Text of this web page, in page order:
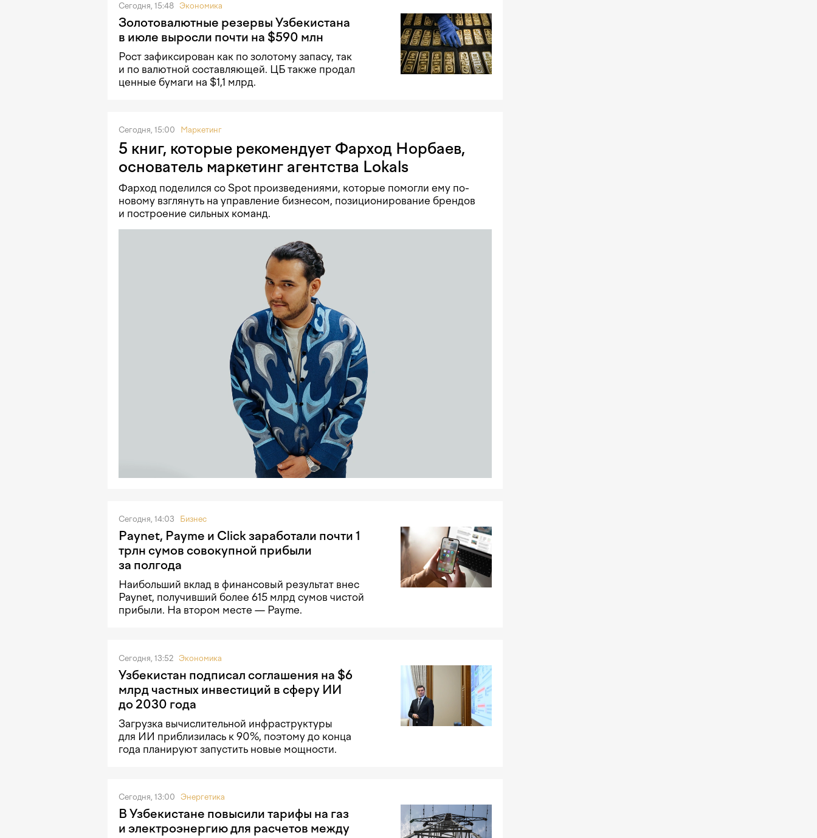
Сегодня, 15:48 Экономика
Золотовалютные резервы Узбекистана
в июле выросли почти на $590 млн
Рост зафиксирован как по золотому запасу, так
и по валютной составляющей. ЦБ также продал
ценные бумаги на $1,1 млрд.
Сегодня, 15:00 Маркетинг
5 книг, которые рекомендует Фарход Норбаев,
основатель маркетинг агентства Lokals
Фарход поделился со Spot произведениями, которые помогли ему по-
новому взглянуть на управление бизнесом, позиционирование брендов
и построение сильных команд.
Сегодня, 14:03 Бизнес
Paynet, Payme и Click заработали почти 1
трлн сумов совокупной прибыли
за полгода
Наибольший вклад в финансовый результат внес
Paynet, получивший более 615 млрд сумов чистой
прибыли. На втором месте — Payme.
Сегодня, 13:52 Экономика
Узбекистан подписал соглашения на $6
млрд частных инвестиций в сферу ИИ
до 2030 года
Загрузка вычислительной инфраструктуры
для ИИ приблизилась к 90%, поэтому до конца
года планируют запустить новые мощности.
Сегодня, 13:00 Энергетика
В Узбекистане повысили тарифы на газ
и электроэнергию для расчетов между